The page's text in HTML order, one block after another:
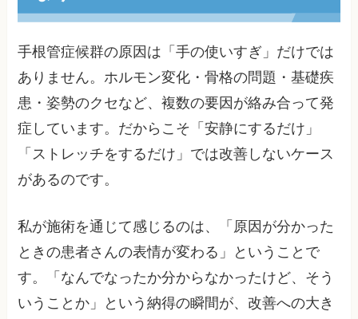
手根管症候群の原因は「手の使いすぎ」だけでは
ありません。ホルモン変化・骨格の問題・基礎疾
患・姿勢のクセなど、複数の要因が絡み合って発
症しています。だからこそ「安静にするだけ」
「ストレッチをするだけ」では改善しないケース
があるのです。
私が施術を通じて感じるのは、「原因が分かった
ときの患者さんの表情が変わる」ということで
す。「なんでなったか分からなかったけど、そう
いうことか」という納得の瞬間が、改善への大き